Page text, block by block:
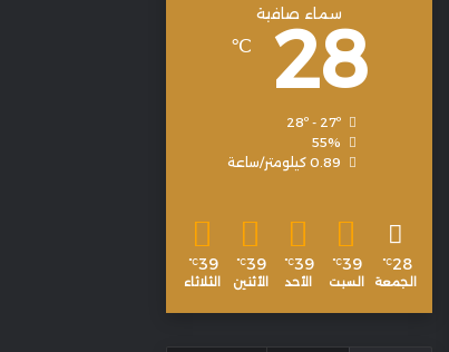
سماء صافية
28
℃
28º - 27º
55%
0.89 كيلومتر/ساعة
28
℃
الجمعة
39
℃
السبت
39
℃
الأحد
39
℃
الأثنين
39
℃
الثلاثاء